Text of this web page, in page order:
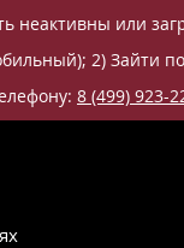
неактивны или
2) Зайти
8 (499) 923-